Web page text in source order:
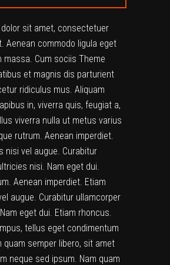
sit amet, consectetuer
Aenean commodo ligula eget
massa. Cum sociis Theme
et magnis dis parturient
ridiculus mus. Aliquam
in, viverra quis, feugiat a,
viverra nulla ut metus varius
rutrum. Aenean imperdiet.
nisi vel augue. Curabitur
nisi. Nam eget dui.
Aenean imperdiet. Etiam
augue. Curabitur ullamcorper
eget dui. Etiam rhoncus.
tellus eget condimentum
quam semper libero, sit amet
neque sed ipsum. Nam quam